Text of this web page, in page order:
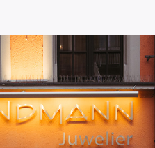
SEITE
SEITESEITESEITE